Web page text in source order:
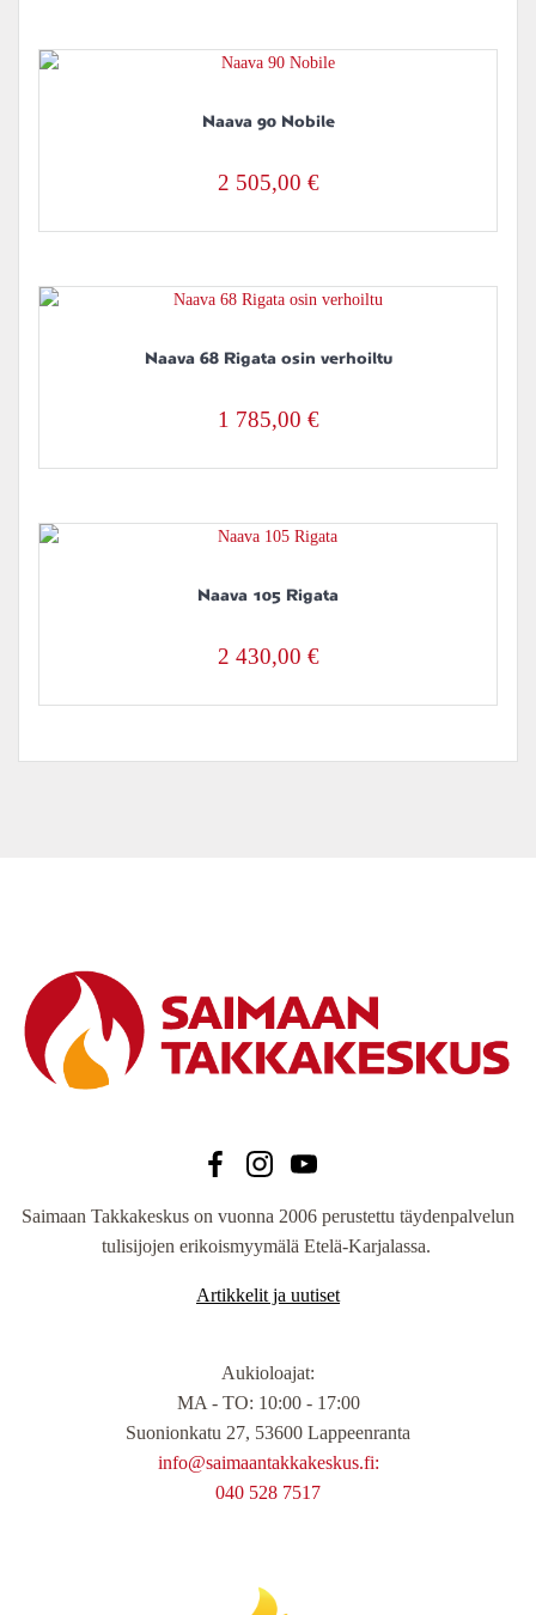
Naava 90 Nobile
2 505,00 €
Naava 68 Rigata osin verhoiltu
1 785,00 €
Naava 105 Rigata
2 430,00 €
Saimaan Takkakeskus on vuonna 2006 perustettu täydenpalvelun
tulisijojen erikoismyymälä Etelä-Karjalassa.
Artikkelit ja uutiset
Aukioloajat:
MA - TO: 10:00 - 17:00
Suonionkatu 27, 53600 Lappeenranta
info@saimaantakkakeskus.fi:
040 528 7517